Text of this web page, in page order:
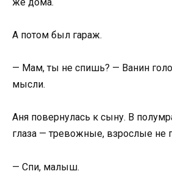
А потом был гараж.
— Мам, ты не спишь? — Ванин
мысли.
Аня повернулась к сыну. В
глаза — тревожные, взрослые не
— Спи, малыш.